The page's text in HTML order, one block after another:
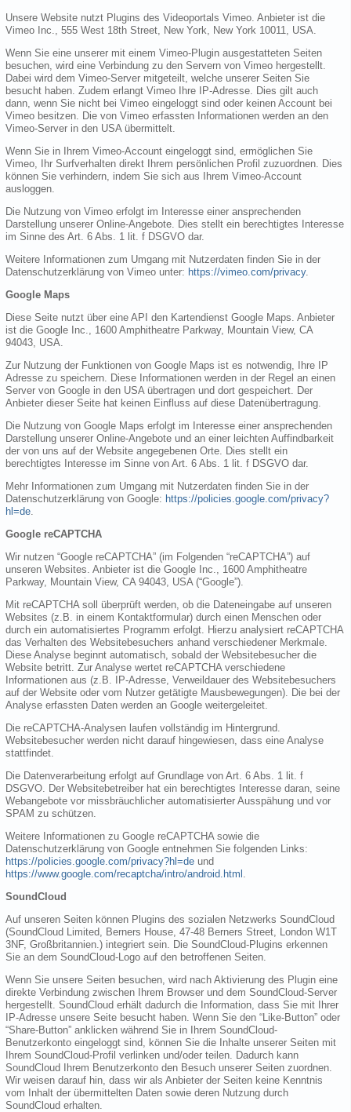
Unsere Website nutzt Plugins des Videoportals Vimeo. Anbieter ist die
Vimeo Inc., 555 West 18th Street, New York, New York 10011, USA.
Wenn Sie eine unserer mit einem Vimeo-Plugin ausgestatteten Seiten
besuchen, wird eine Verbindung zu den Servern von Vimeo hergestellt.
Dabei wird dem Vimeo-Server mitgeteilt, welche unserer Seiten Sie
besucht haben. Zudem erlangt Vimeo Ihre IP-Adresse. Dies gilt auch
dann, wenn Sie nicht bei Vimeo eingeloggt sind oder keinen Account bei
Vimeo besitzen. Die von Vimeo erfassten Informationen werden an den
Vimeo-Server in den USA übermittelt.
Wenn Sie in Ihrem Vimeo-Account eingeloggt sind, ermöglichen Sie
Vimeo, Ihr Surfverhalten direkt Ihrem persönlichen Profil zuzuordnen. Dies
können Sie verhindern, indem Sie sich aus Ihrem Vimeo-Account
ausloggen.
Die Nutzung von Vimeo erfolgt im Interesse einer ansprechenden
Darstellung unserer Online-Angebote. Dies stellt ein berechtigtes Interesse
im Sinne des Art. 6 Abs. 1 lit. f DSGVO dar.
Weitere Informationen zum Umgang mit Nutzerdaten finden Sie in der
Datenschutzerklärung von Vimeo unter: https://vimeo.com/privacy.
Google Maps
Diese Seite nutzt über eine API den Kartendienst Google Maps. Anbieter
ist die Google Inc., 1600 Amphitheatre Parkway, Mountain View, CA
94043, USA.
Zur Nutzung der Funktionen von Google Maps ist es notwendig, Ihre IP
Adresse zu speichern. Diese Informationen werden in der Regel an einen
Server von Google in den USA übertragen und dort gespeichert. Der
Anbieter dieser Seite hat keinen Einfluss auf diese Datenübertragung.
Die Nutzung von Google Maps erfolgt im Interesse einer ansprechenden
Darstellung unserer Online-Angebote und an einer leichten Auffindbarkeit
der von uns auf der Website angegebenen Orte. Dies stellt ein
berechtigtes Interesse im Sinne von Art. 6 Abs. 1 lit. f DSGVO dar.
Mehr Informationen zum Umgang mit Nutzerdaten finden Sie in der
Datenschutzerklärung von Google: https://policies.google.com/privacy?
hl=de
Google reCAPTCHA
Wir nutzen “Google reCAPTCHA” (im Folgenden “reCAPTCHA”) auf
unseren Websites. Anbieter ist die Google Inc., 1600 Amphitheatre
Parkway, Mountain View, CA 94043, USA (“Google”).
Mit reCAPTCHA soll überprüft werden, ob die Dateneingabe auf unseren
Websites (z.B. in einem Kontaktformular) durch einen Menschen oder
durch ein automatisiertes Programm erfolgt. Hierzu analysiert reCAPTCHA
das Verhalten des Websitebesuchers anhand verschiedener Merkmale.
Diese Analyse beginnt automatisch, sobald der Websitebesucher die
Website betritt. Zur Analyse wertet reCAPTCHA verschiedene
Informationen aus (z.B. IP-Adresse, Verweildauer des Websitebesuchers
auf der Website oder vom Nutzer getätigte Mausbewegungen). Die bei der
Analyse erfassten Daten werden an Google weitergeleitet.
Die reCAPTCHA-Analysen laufen vollständig im Hintergrund.
Websitebesucher werden nicht darauf hingewiesen, dass eine Analyse
stattfindet.
Die Datenverarbeitung erfolgt auf Grundlage von Art. 6 Abs. 1 lit. f
DSGVO. Der Websitebetreiber hat ein berechtigtes Interesse daran, seine
Webangebote vor missbräuchlicher automatisierter Ausspähung und vor
SPAM zu schützen.
Weitere Informationen zu Google reCAPTCHA sowie die
Datenschutzerklärung von Google entnehmen Sie folgenden Links:
https://policies.google.com/privacy?hl=de und
https://www.google.com/recaptcha/intro/android.html
SoundCloud
Auf unseren Seiten können Plugins des sozialen Netzwerks SoundCloud
(SoundCloud Limited, Berners House, 47-48 Berners Street, London W1T
3NF, Großbritannien.) integriert sein. Die SoundCloud-Plugins erkennen
Sie an dem SoundCloud-Logo auf den betroffenen Seiten.
Wenn Sie unsere Seiten besuchen, wird nach Aktivierung des Plugin eine
direkte Verbindung zwischen Ihrem Browser und dem SoundCloud-Server
hergestellt. SoundCloud erhält dadurch die Information, dass Sie mit Ihrer
IP-Adresse unsere Seite besucht haben. Wenn Sie den “Like-Button” oder
“Share-Button” anklicken während Sie in Ihrem SoundCloud-
Benutzerkonto eingeloggt sind, können Sie die Inhalte unserer Seiten mit
Ihrem SoundCloud-Profil verlinken und/oder teilen. Dadurch kann
SoundCloud Ihrem Benutzerkonto den Besuch unserer Seiten zuordnen.
Wir weisen darauf hin, dass wir als Anbieter der Seiten keine Kenntnis
vom Inhalt der übermittelten Daten sowie deren Nutzung durch
SoundCloud erhalten.